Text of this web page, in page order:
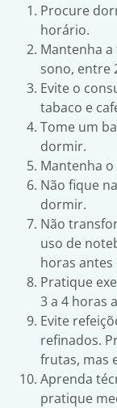
Procure
horário.
Mantenha
sono, entre
Evite o
tabaco e
Tome um
dormir.
Mantenha
Não fique
dormir.
Não
uso de
horas
Pratique
3 a 4 horas
Evite
refinados.
frutas, mas
Aprenda
pratique